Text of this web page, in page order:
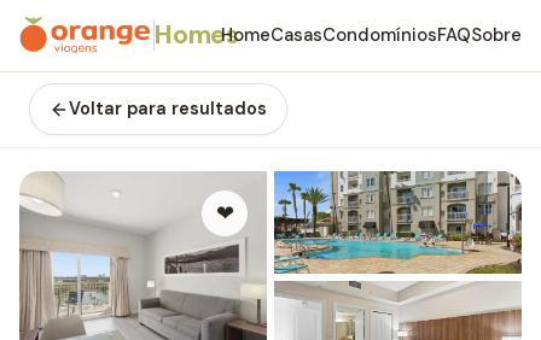
HomesHomeCasasCondomíniosFAQSobre
Voltar para resultados
❤